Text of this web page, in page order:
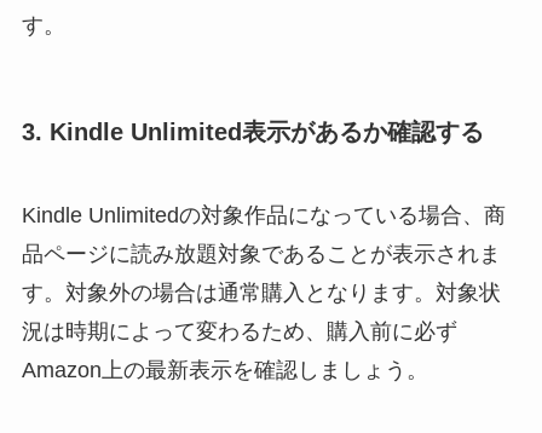
す。
3. Kindle Unlimited表示があるか確認する
Kindle Unlimitedの対象作品になっている場合、商
品ページに読み放題対象であることが表示されま
す。対象外の場合は通常購入となります。対象状
況は時期によって変わるため、購入前に必ず
Amazon上の最新表示を確認しましょう。